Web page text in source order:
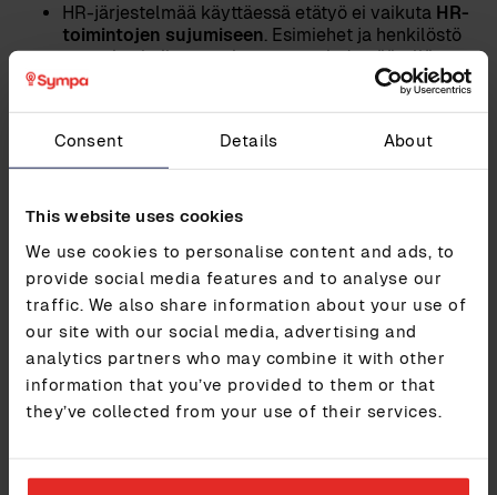
Consent Details About
This website uses cookies
We use cookies to personalise content and ads, to
provide social media features and to analyse our
traffic. We also share information about your use of
our site with our social media, advertising and
analytics partners who may combine it with other
information that you’ve provided to them or that
they’ve collected from your use of their services.
HR-järjestelmää käyttäessä etätyö ei vaikuta HR-
toimintojen sujumiseen. Esimiehet ja henkilöstö
ovat aina kaiken tarvitsemansa tiedon äärellä.
Toimistolle ei tarvitse lähteä yhdenkään paperin
tai suojatun yhteyden takana asuvan tietolähteen
Sairauslomien ja muiden poissaolojenkäsittely
ovat HR-palvelujen ydintä, joten tiedot
yhteisön toimintaan on helppo pitää luotettavasti
esimerkiksi tiedot sairaus- tai muista poissaoloista
raportoituvat automaattisesti palkanmaksuun.
Henkilöstön osaamisen hallinta
mahdollistaa työn organisoinnin
muutoksissa